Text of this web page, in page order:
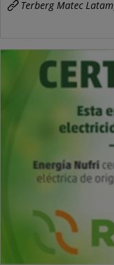
Terberg Matec Latam